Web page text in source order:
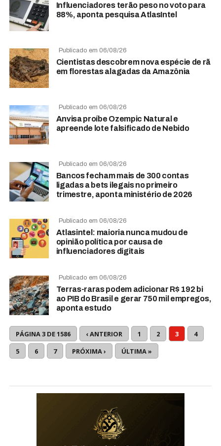
Influenciadores terão peso no voto para
88%, aponta pesquisa AtlasIntel
Publicado em 06/08/26
Cientistas descobrem nova espécie de rã
em florestas alagadas da Amazônia
Publicado em 06/08/26
Anvisa proíbe Ozempic Natural e
apreende lote falsificado de Nebido
Publicado em 06/08/26
Bancos fecham mais de 300 contas
ligadas a bets ilegais no primeiro
trimestre, aponta ministério de 2026
Publicado em 06/08/26
Atlasintel: maioria nunca mudou de
opinião política por causa de
influenciadores digitais
Publicado em 06/08/26
Terras-raras podem adicionar R$ 192 bi
ao PIB do Brasil e gerar 750 mil empregos,
aponta estudo
PÁGINA 3 DE 1586 ‹ ANTERIOR 1 2 3
4
5
6 7 PRÓXIMA › ÚLTIMA »